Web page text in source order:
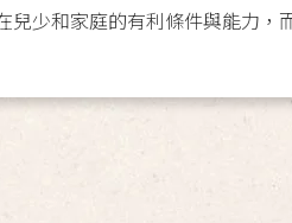
兒少和家庭的有利條件與能力，